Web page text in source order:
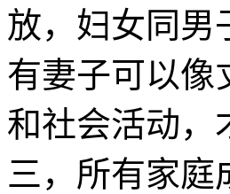
放，妇女同男
有妻子可以像
和社会活动，
三，所有家庭